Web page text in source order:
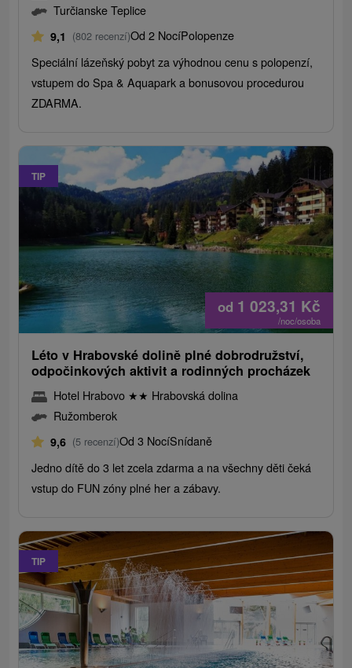
Turčianske Teplice
9,1 (802 recenzí)Od 2 NocíPolopenze
Speciální lázeňský pobyt za výhodnou cenu s polopenzí,
vstupem do Spa & Aquapark a bonusovou procedurou
ZDARMA.
TIP
od 1 023,31 Kč
/noc/osoba
Léto v Hrabovské dolině plné dobrodružství,
odpočinkových aktivit a rodinných procházek
Hotel Hrabovo ★★ Hrabovská dolina
Ružomberok
9,6 (5 recenzí)Od 3 NocíSnídaně
Jedno dítě do 3 let zcela zdarma a na všechny děti čeká
vstup do FUN zóny plné her a zábavy.
TIP